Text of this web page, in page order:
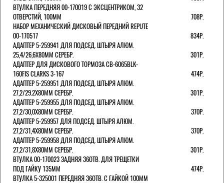
ВТУЛКА ПЕРЕДНЯЯ 00-170019 С ЭКСЦЕНТРИКОМ, 32
ОТВЕРСТИЙ, 100ММ
708Р.
НАБОР МЕХАНИЧЕСКИЙ ДИСКОВЫЙ ПЕРЕДНИЙ REPUTE
00-170517
834Р.
АДАПТЕР 5-259941 ДЛЯ ПОДСЕД. ШТЫРЯ АЛЮМ.
25,4/26,6Х80ММ СЕРЕБР.
301Р.
АДАПТЕР ДЛЯ ДИСКОВОГО ТОРМОЗА CB-6065BLK-
160FIS CLARKS 3-167
474Р.
АДАПТЕР 5-259951 ДЛЯ ПОДСЕД. ШТЫРЯ АЛЮМ.
27,2/29.2Х80ММ СЕРЕБР.
301Р.
АДАПТЕР 5-259955 ДЛЯ ПОДСЕД. ШТЫРЯ АЛЮМ.
27,2/30,0Х80ММ СЕРЕБР.
370Р.
АДАПТЕР 5-259957 ДЛЯ ПОДСЕД. ШТЫРЯ АЛЮМ.
27,2/31,4Х80ММ СЕРЕБР.
370Р.
АДАПТЕР 5-259958 ДЛЯ ПОДСЕД. ШТЫРЯ АЛЮМ.
27,2/31,8Х80ММ СЕРЕБР.
301Р.
ВТУЛКА 00-170023 ЗАДНЯЯ 36ОТВ. ДЛЯ ТРЕЩЕТКИ
ПОД ГАЙКУ 135ММ
474Р.
ВТУЛКА 5-325001 ПЕРЕДНЯЯ 36ОТВ. С ГАЙКОЙ 100ММ